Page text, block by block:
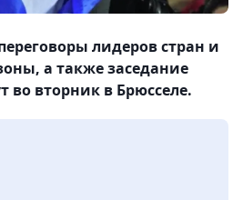
лидеров стран и
а также заседание
во вторник в Брюсселе.